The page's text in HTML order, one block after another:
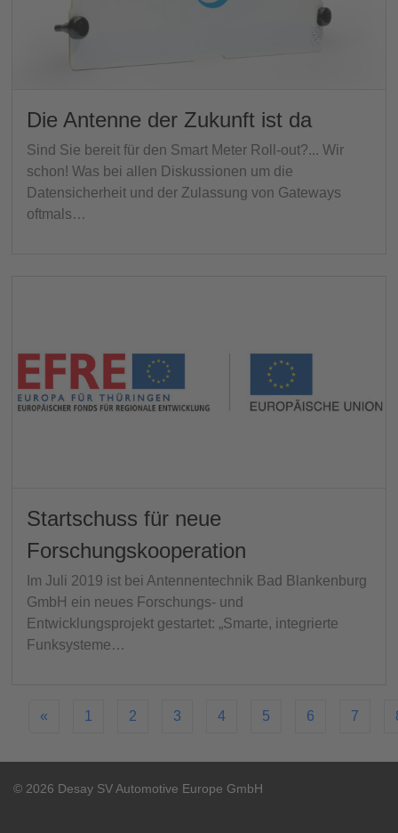
Die Antenne der Zukunft ist da
Sind Sie bereit für den Smart Meter Roll-out?... Wir
schon! Was bei allen Diskussionen um die
Datensicherheit und der Zulassung von Gateways
oftmals…
Startschuss für neue
Forschungskooperation
Im Juli 2019 ist bei Antennentechnik Bad Blankenburg
GmbH ein neues Forschungs- und
Entwicklungsprojekt gestartet: „Smarte, integrierte
Funksysteme…
« 1 2 3 4 5 6 7
© 2026 Desay SV Automotive Europe GmbH